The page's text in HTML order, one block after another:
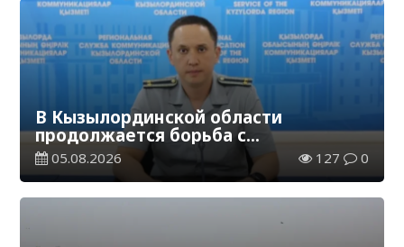
В Кызылординской области
продолжается борьба с
финансовыми пирамидами
05.08.2026 127 0